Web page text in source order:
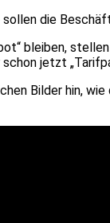
die
bleiben,
jetzt
Bilder hin,